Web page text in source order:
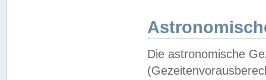
Die astronomische